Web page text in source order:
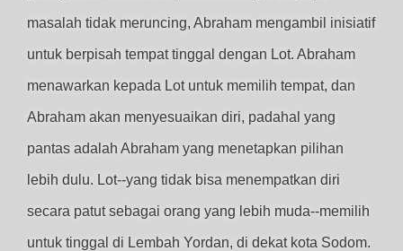
masalah tidak meruncing, Abraham mengambil inisiatif
untuk berpisah tempat tinggal dengan Lot. Abraham
menawarkan kepada Lot untuk memilih tempat, dan
Abraham akan menyesuaikan diri, padahal yang
pantas adalah Abraham yang menetapkan pilihan
lebih dulu. Lot--yang tidak bisa menempatkan diri
secara patut sebagai orang yang lebih muda--memilih
untuk tinggal di Lembah Yordan, di dekat kota Sodom.